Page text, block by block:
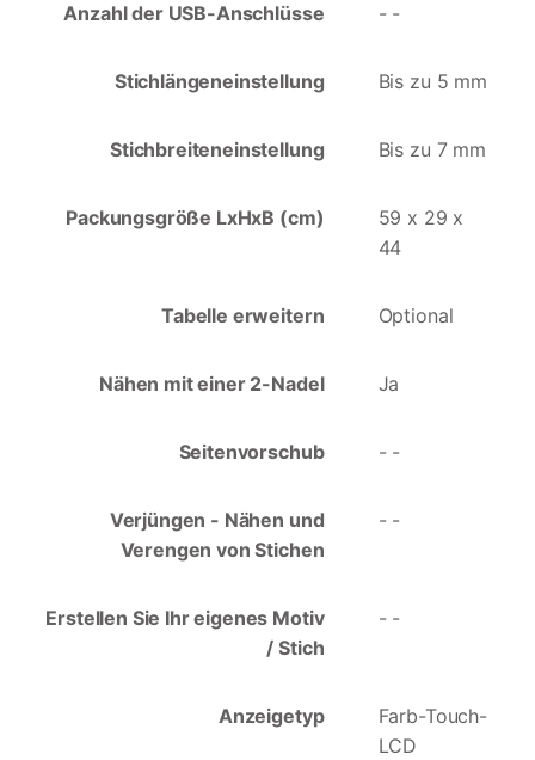
Anzahl der USB-Anschlüsse - -
Stichlängeneinstellung Bis zu 5 mm
Stichbreiteneinstellung Bis zu 7 mm
Packungsgröße LxHxB (cm)
59 x 29 x
44
Tabelle erweitern Optional
Nähen mit einer 2-Nadel Ja
Seitenvorschub - -
Verjüngen - Nähen und
Verengen von Stichen
- -
Erstellen Sie Ihr eigenes Motiv
/ Stich
- -
Anzeigetyp
Farb-Touch-
LCD